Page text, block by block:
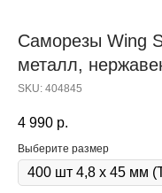
Саморезы Wing
металл,
SKU: 404845
4 990 р.
Выберите размер